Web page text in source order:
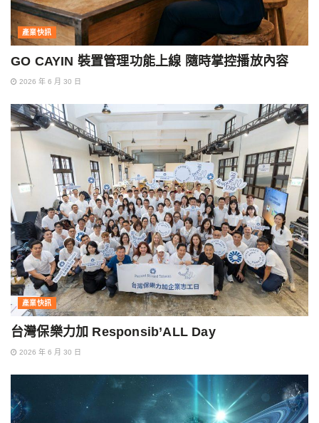
產業快訊
GO CAYIN 裝置管理功能上線 隨時掌控播放內容
2026 年 6 月 30 日
產業快訊
台灣保樂力加 Responsib’ALL Day
2026 年 6 月 30 日